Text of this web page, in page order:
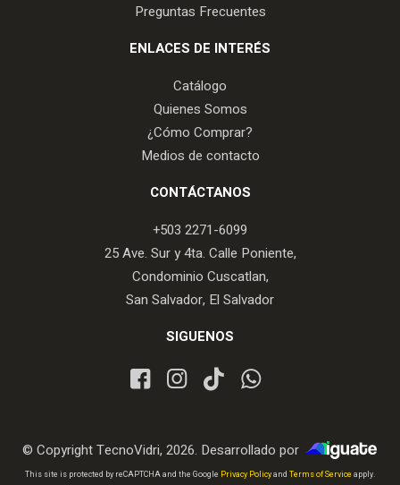
Preguntas Frecuentes
ENLACES DE INTERÉS
Catálogo
Quienes Somos
¿Cómo Comprar?
Medios de contacto
CONTÁCTANOS
+503 2271-6099
25 Ave. Sur y 4ta. Calle Poniente,
Condominio Cuscatlan,
San Salvador, El Salvador
SIGUENOS
© Copyright TecnoVidri, 2026. Desarrollado por iGuate.com
This site is protected by reCAPTCHA and the Google Privacy Policyand Terms of Service apply.